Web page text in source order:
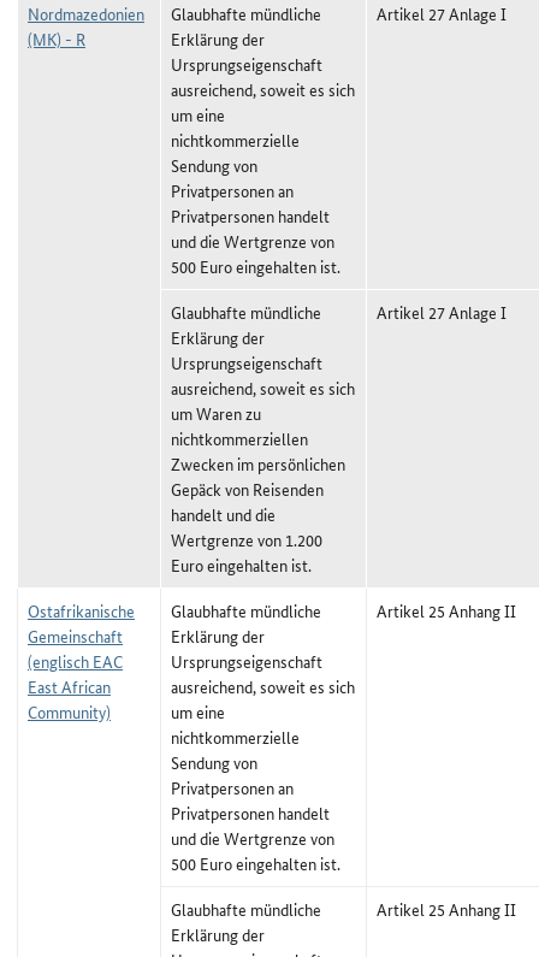
Nordmazedonien
(MK) - R
Glaubhafte mündliche
Erklärung der
Ursprungseigenschaft
ausreichend, soweit es sich
um eine
nichtkommerzielle
Sendung von
Privatpersonen an
Privatpersonen handelt
und die Wertgrenze von
500 Euro eingehalten ist.
Artikel 27 Anlage I
Glaubhafte mündliche
Erklärung der
Ursprungseigenschaft
ausreichend, soweit es sich
um Waren zu
nichtkommerziellen
Zwecken im persönlichen
Gepäck von Reisenden
handelt und die
Wertgrenze von 1.200
Euro eingehalten ist.
Artikel 27 Anlage I
Ostafrikanische
Gemeinschaft
(englisch EAC
East African
Community)
Glaubhafte mündliche
Erklärung der
Ursprungseigenschaft
ausreichend, soweit es sich
um eine
nichtkommerzielle
Sendung von
Privatpersonen an
Privatpersonen handelt
und die Wertgrenze von
500 Euro eingehalten ist.
Artikel 25 Anhang II
Glaubhafte mündliche
Erklärung der
Artikel 25 Anhang II